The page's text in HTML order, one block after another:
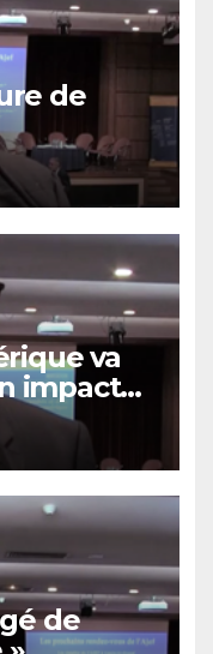
de
va
impact
les
de